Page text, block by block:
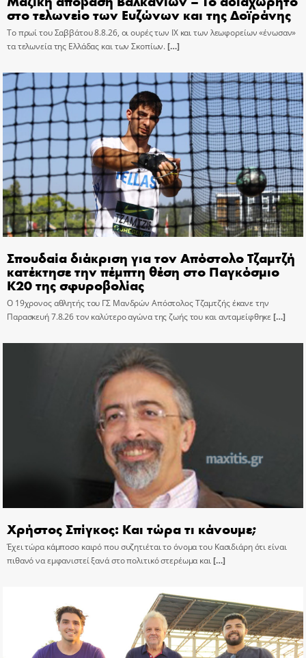
στο τελωνείο των Ευζώνων και της Δοϊράνης
Το πρωί του Σαββάτου 8.8.26, οι ουρές των ΙΧ και των λεωφορείων «ένωσαν»
τα τελωνεία της Ελλάδας και των Σκοπίων.[…]
Σπουδαία διάκριση για τον Απόστολο Τζαμτζή
κατέκτησε την πέμπτη θέση στο Παγκόσμιο
Κ20 της σφυροβολίας
Ο 19χρονος αθλητής του ΓΣ Μανδρών Απόστολος Τζαμτζής έκανε την
Παρασκευή 7.8.26 τον καλύτερο αγώνα της ζωής του και ανταμείφθηκε[…]
Χρήστος Σπίγκος: Και τώρα τι κάνουμε;
Έχει τώρα κάμποσο καιρό που συζητιέται το όνομα του Κασιδιάρη ότι είναι
πιθανό να εμφανιστεί ξανά στο πολιτικό στερέωμα και[…]